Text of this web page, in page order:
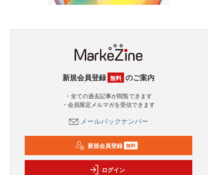
新規会員登録 無料 のご案内
・全ての過去記事が閲覧できます
・会員限定メルマガを受信できます
メールバックナンバー
新規会員登録 無料
ログイン